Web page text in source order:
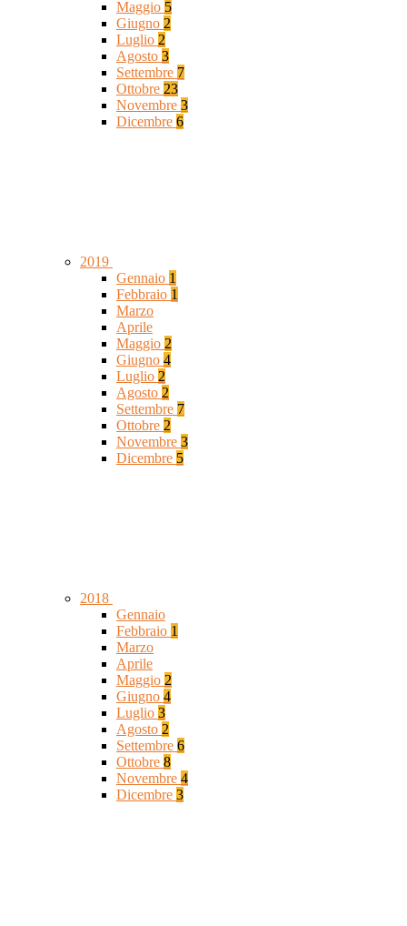
Maggio 5
Giugno 2
Luglio 2
Agosto 3
Settembre 7
Ottobre 23
Novembre 3
Dicembre 6
2019
Gennaio 1
Febbraio 1
Marzo
Aprile
Maggio 2
Giugno 4
Luglio 2
Agosto 2
Settembre 7
Ottobre 2
Novembre 3
Dicembre 5
2018
Gennaio
Febbraio 1
Marzo
Aprile
Maggio 2
Giugno 4
Luglio 3
Agosto 2
Settembre 6
Ottobre 8
Novembre 4
Dicembre 3